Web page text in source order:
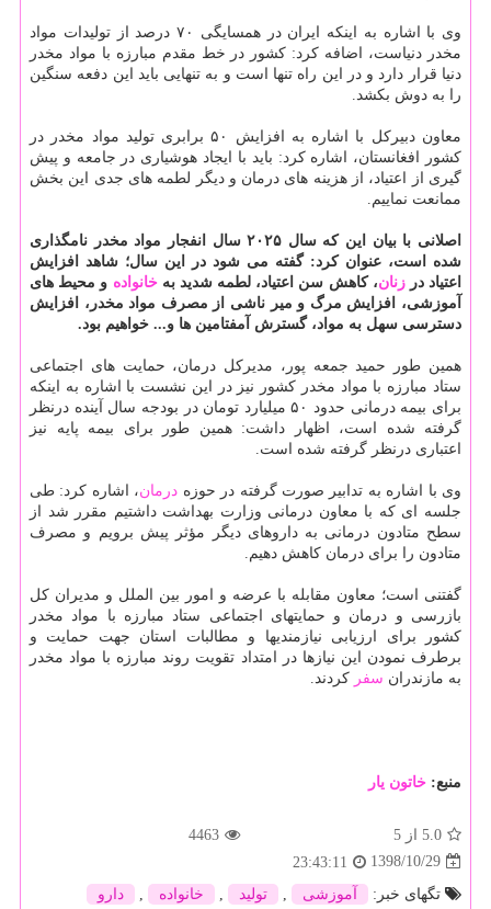
وی با اشاره به اینكه ایران در همسایگی ۷۰ درصد از تولیدات مواد
مخدر دنیاست، اضافه كرد: كشور در خط مقدم مبارزه با مواد مخدر
دنیا قرار دارد و در این راه تنها است و به تنهایی باید این دفعه سنگین
را به دوش بكشد.
معاون دبیركل با اشاره به افزایش ۵۰ برابری تولید مواد مخدر در
كشور افغانستان، اشاره كرد: باید با ایجاد هوشیاری در جامعه و پیش
گیری از اعتیاد، از هزینه های درمان و دیگر لطمه های جدی این بخش
ممانعت نماییم.
اصلانی با بیان این كه سال ۲۰۲۵ سال انفجار مواد مخدر نامگذاری
شده است، عنوان كرد: گفته می شود در این سال؛ شاهد افزایش
اعتیاد درزنان، كاهش سن اعتیاد، لطمه شدید بهخانواده و محیط های
آموزشی، افزایش مرگ و میر ناشی از مصرف مواد مخدر، افزایش
دسترسی سهل به مواد، گسترش آمفتامین ها و... خواهیم بود.
همین طور حمید جمعه پور، مدیركل درمان، حمایت های اجتماعی
ستاد مبارزه با مواد مخدر كشور نیز در این نشست با اشاره به اینكه
برای بیمه درمانی حدود ۵۰ میلیارد تومان در بودجه سال آینده درنظر
گرفته شده است، اظهار داشت: همین طور برای بیمه پایه نیز
اعتباری درنظر گرفته شده است.
وی با اشاره به تدابیر صورت گرفته در حوزه درمان، اشاره كرد: طی
جلسه ای كه با معاون درمانی وزارت بهداشت داشتیم مقرر شد از
سطح متادون درمانی به داروهای دیگر مؤثر پیش برویم و مصرف
متادون را برای درمان كاهش دهیم.
گفتنی است؛ معاون مقابله با عرضه و امور بین الملل و مدیران كل
بازرسی و درمان و حمایتهای اجتماعی ستاد مبارزه با مواد مخدر
كشور برای ارزیابی نیازمندیها و مطالبات استان جهت حمایت و
برطرف نمودن این نیازها در امتداد تقویت روند مبارزه با مواد مخدر
به مازندران سفر كردند.
منبع: خاتون یار
5.0 از 5
4463
1398/10/29
23:43:11
تگهای خبر:
آموزشی تولید خانواده دارو